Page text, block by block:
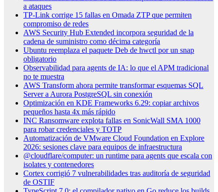
a ataques
TP-Link corrige 15 fallas en Omada ZTP que permiten
compromiso de redes
AWS Security Hub Extended incorpora seguridad de la
cadena de suministro como décima categoría
Ubuntu reemplaza el paquete Deb de hwctl por un snap
obligatorio
Observabilidad para agents de IA: lo que el APM tradicional
no te muestra
AWS Transform ahora permite transformar esquemas SQL
Server a Aurora PostgreSQL sin conexión
Optimización en KDE Frameworks 6.29: copiar archivos
pequeños hasta 4x más rápido
INC Ransomware explota fallas en SonicWall SMA 1000
para robar credenciales y TOTP
Automatización de VMware Cloud Foundation en Explore
2026: sesiones clave para equipos de infraestructura
@cloudflare/computer: un runtime para agents que escala con
isolates y contenedores
Cortex corrigió 7 vulnerabilidades tras auditoría de seguridad
de OSTIF